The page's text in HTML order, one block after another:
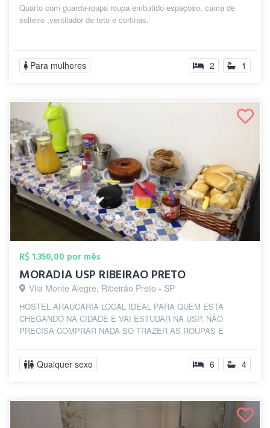
Quarto com guarda-roupa roupa embutido espaçoso, cama de
solteiro ,ventilador de teto e cortinas.
Para mulheres 2 1
R$ 1.350,00 por mês
MORADIA USP RIBEIRAO PRETO
Vila Monte Alegre, Ribeirão Preto - SP
HOSTEL ARAUCARIA LOCAL IDEAL PARA QUEM ESTA
CHEGANDO NA CIDADE E VAI ESTUDAR NA USP. NÃO
PRECISA COMPRAR NADA SO TRAZER AS ROUPAS E
Qualquer sexo 6 4